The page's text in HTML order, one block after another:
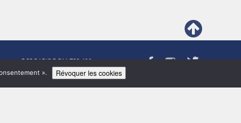
- RCS PARIS B 511 723 496
». Révoquer les cookies